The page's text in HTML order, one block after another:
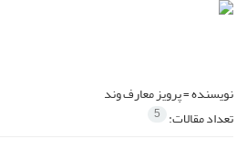
نویسنده =پرویز معارف وند
تعداد مقالات: 5